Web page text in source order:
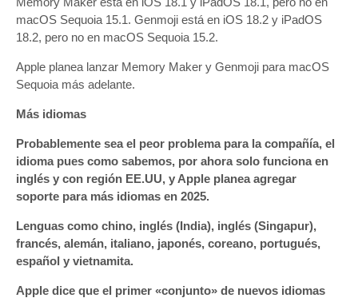
macOS Sequoia 15.1. Genmoji está en iOS 18.2 y iPadOS
18.2, pero no en macOS Sequoia 15.2.
Apple planea lanzar Memory Maker y Genmoji para macOS
Sequoia más adelante.
Más idiomas
Probablemente sea el peor problema para la compañía, el
idioma pues como sabemos, por ahora solo funciona en
inglés y con región EE.UU, y Apple planea agregar
soporte para más idiomas en 2025.
Lenguas como chino, inglés (India), inglés (Singapur),
francés, alemán, italiano, japonés, coreano, portugués,
español y vietnamita.
Apple dice que el primer «conjunto» de nuevos idiomas